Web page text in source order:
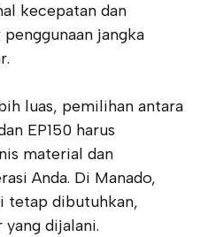
kecepatan dan
jangka
luas, pemilihan antara
EP150 harus
material dan
Anda. Di Manado,
tetap dibutuhkan,
dijalani.